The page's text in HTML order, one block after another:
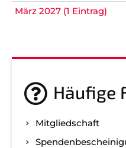
März 2027 (1 Eintrag)
Häufige
Mitgliedschaft